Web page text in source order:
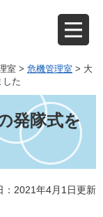
室 > 危機管理室 > 大
した
発隊式を
：2021年4月1日更新